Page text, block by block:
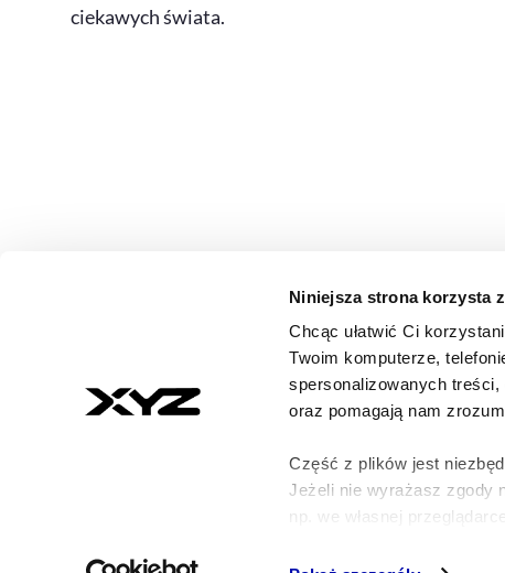
Niniejsza strona korzysta
Chcąc ułatwić Ci
Twoim komputerze,
spersonalizowanych treści,
oraz pomagają nam
Część z plików jest
Jeżeli nie wyrażasz zgody
np. we własnej
ciekawych świata.
© 2026 XYZ. Wszystkie prawa zastrzeżone
All rights reserved
ISSN 3071-8147